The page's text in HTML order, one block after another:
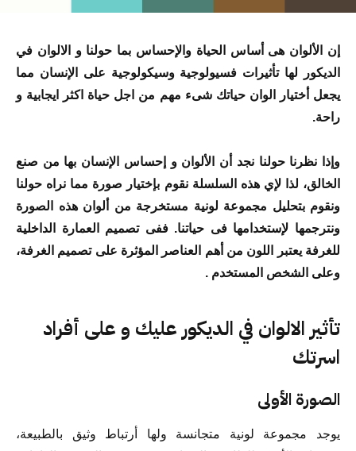
إن الألوان هى أساس الحياة والإحساس بما حولنا و الالوان في
الديكور لها تأثيرات فسيولوجية وسيكولوجية على الإنسان مما
يجعل أختيار الوان حياتك شىء مهم من اجل حياة اكثر ايجابية و
راحة.
وإذا نظرنا حولنا نجد أن الألوان و إحساس الإنسان بها من صنع
الخالق، لذا لإي هذه السلسلة نقوم بإختيار صورة مما نراه حولنا
ونقوم بتحليل مجموعة لونية مستخرجة من ألوان هذه الصورة
ونترجمها لإستخدامها فى حياتنا. ففى تصميم العمارة الداخلية
للغرفة يعتبر اللون من أهم العناصر المؤثرة على تصميم الغرفة،
وعلى الشخص المستخدم .
تأثير الالوان في الديكور عليك و على أفراد
اسرتك
الصورة الأولى
يوجد مجموعة لونية متجانسة ولها أرتباط وثيق بالطبيعة،